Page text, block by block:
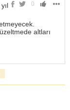
0
altları